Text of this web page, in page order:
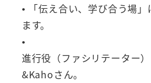
• 「伝え合い、学び合う場
ます。
•
進行役（ファシリテーター
&Kahoさん。